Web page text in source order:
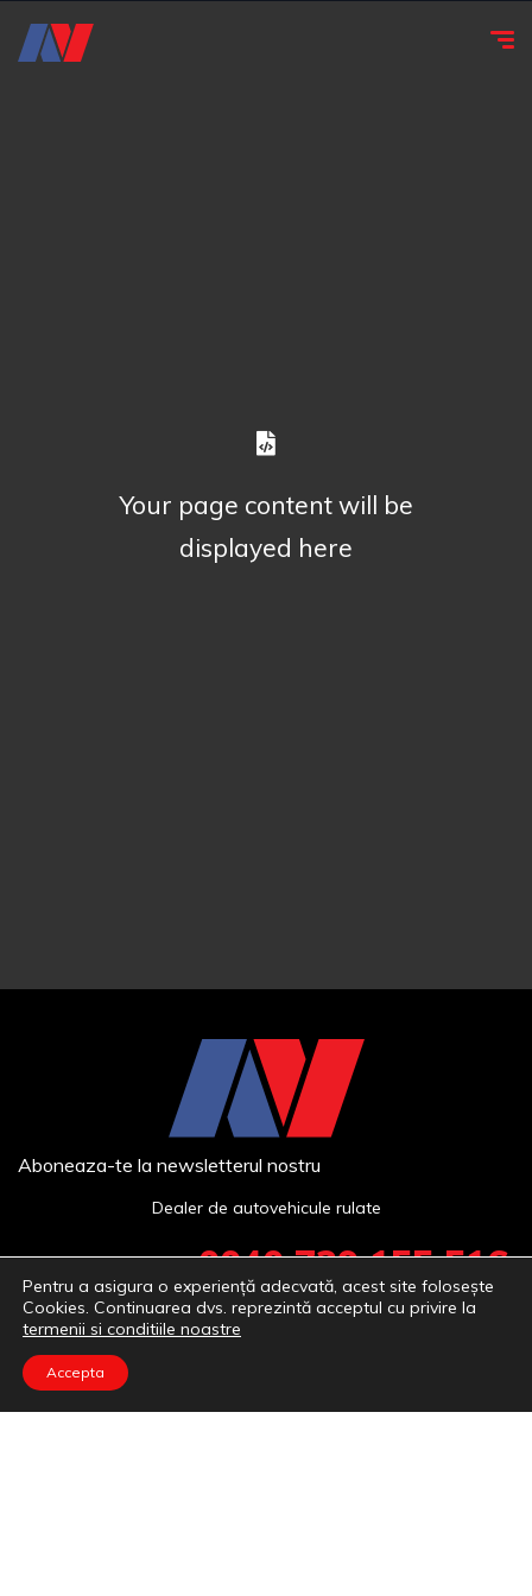
Your page content will be
displayed here
Aboneaza-te la newsletterul nostru
Dealer de autovehicule rulate
0040 729 155 516
vanzari@autovebrulate.ro
Pentru a asigura o experiență adecvată, acest site folosește
Cookies. Continuarea dvs. reprezintă acceptul cu privire la
termenii si conditiile noastre
Accepta